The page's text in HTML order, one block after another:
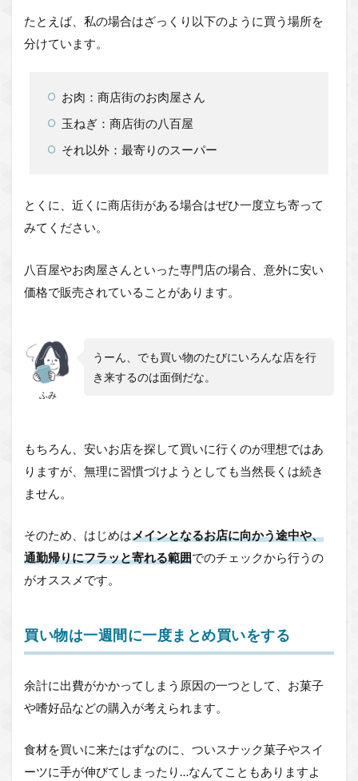
たとえば、私の場合はざっくり以下のように買う場所を
分けています。
お肉：商店街のお肉屋さん
玉ねぎ：商店街の八百屋
それ以外：最寄りのスーパー
とくに、近くに商店街がある場合はぜひ一度立ち寄って
みてください。
八百屋やお肉屋さんといった専門店の場合、意外に安い
価格で販売されていることがあります。
ふみ
うーん、でも買い物のたびにいろんな店を行
き来するのは面倒だな。
もちろん、安いお店を探して買いに行くのが理想ではあ
りますが、無理に習慣づけようとしても当然長くは続き
ません。
そのため、はじめはメインとなるお店に向かう途中や、
通勤帰りにフラッと寄れる範囲でのチェックから行うの
がオススメです。
買い物は一週間に一度まとめ買いをする
余計に出費がかかってしまう原因の一つとして、お菓子
や嗜好品などの購入が考えられます。
食材を買いに来たはずなのに、ついスナック菓子やスイ
ーツに手が伸びてしまったり…なんてこともありますよ